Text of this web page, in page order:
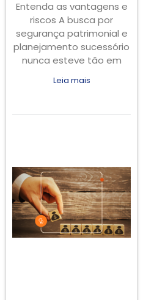
Entenda as vantagens e
riscos A busca por
segurança patrimonial e
planejamento sucessório
nunca esteve tão em
Leia mais